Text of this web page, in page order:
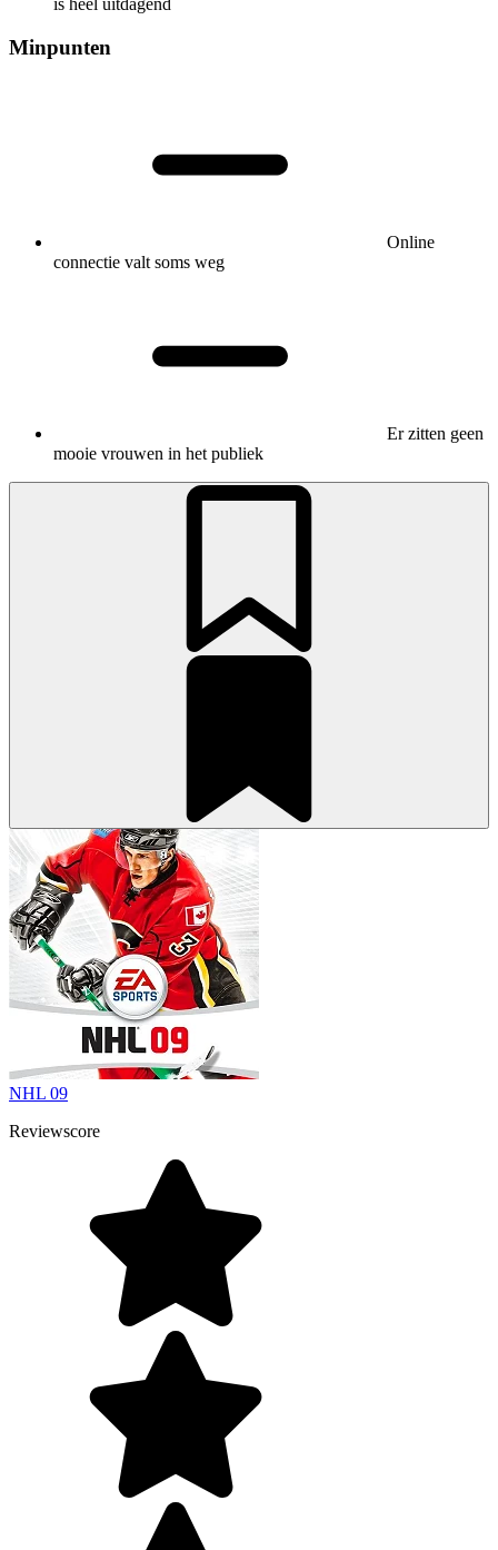
is heel uitdagend
Minpunten
Online
connectie valt soms weg
Er zitten geen
mooie vrouwen in het publiek
NHL 09
Reviewscore